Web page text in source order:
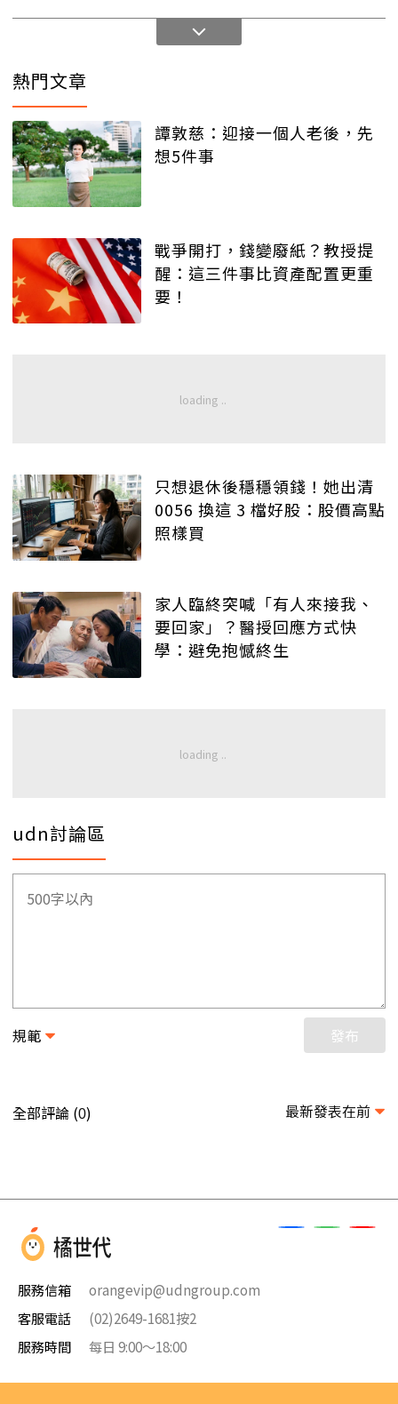
熱門文章
譚敦慈：迎接一個人老後，先
想5件事
戰爭開打，錢變廢紙？教授提
醒：這三件事比資產配置更重
要！
只想退休後穩穩領錢！她出清
0056 換這 3 檔好股：股價高點
照樣買
家人臨終突喊「有人來接我、
要回家」？醫授回應方式快
學：避免抱憾終生
udn討論區
規範 發布
全部評論 (0) 最新發表在前
服務信箱
orangevip@udngroup.com
客服電話
(02)2649-1681按2
服務時間
每日 9:00～18:00